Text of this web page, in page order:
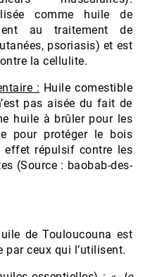
comme huile de
au traitement de
psoriasis) et est
la cellulite.
: Huile comestible
pas aisée du fait de
huile à brûler pour les
pour protéger le bois
effet répulsif contre les
(Source : baobab-des-
de Touloucouna est
par ceux qui l’utilisent.